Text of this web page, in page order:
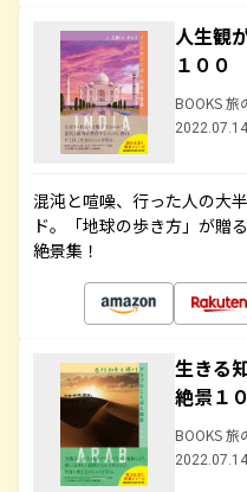
人生観
１００
BOOKS 旅
混沌と喧噪、行った人の大
ド。「地球の歩き方」が贈
絶景集！
生きる
絶景１
BOOKS 旅